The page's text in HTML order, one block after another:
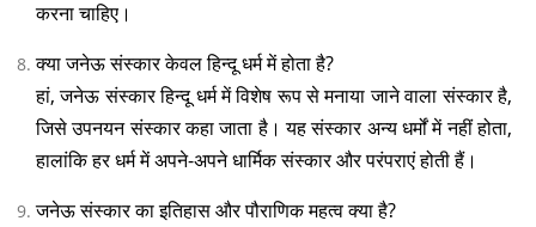
करना चाहिए।
क्या जनेऊ संस्कार केवल हिन्दू धर्म में होता है?
हां, जनेऊ संस्कार हिन्दू धर्म में विशेष रूप से मनाया जाने वाला संस्कार है,
जिसे उपनयन संस्कार कहा जाता है। यह संस्कार अन्य धर्मों में नहीं होता,
हालांकि हर धर्म में अपने-अपने धार्मिक संस्कार और परंपराएं होती हैं।
जनेऊ संस्कार का इतिहास और पौराणिक महत्व क्या है?